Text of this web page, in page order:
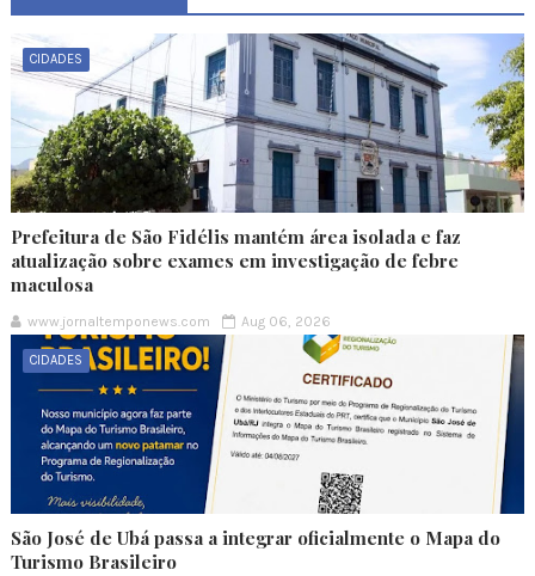
CIDADES
Prefeitura de São Fidélis mantém área isolada e faz
atualização sobre exames em investigação de febre
maculosa
www.jornaltemponews.com Aug 06, 2026
CIDADES
São José de Ubá passa a integrar oficialmente o Mapa do
Turismo Brasileiro